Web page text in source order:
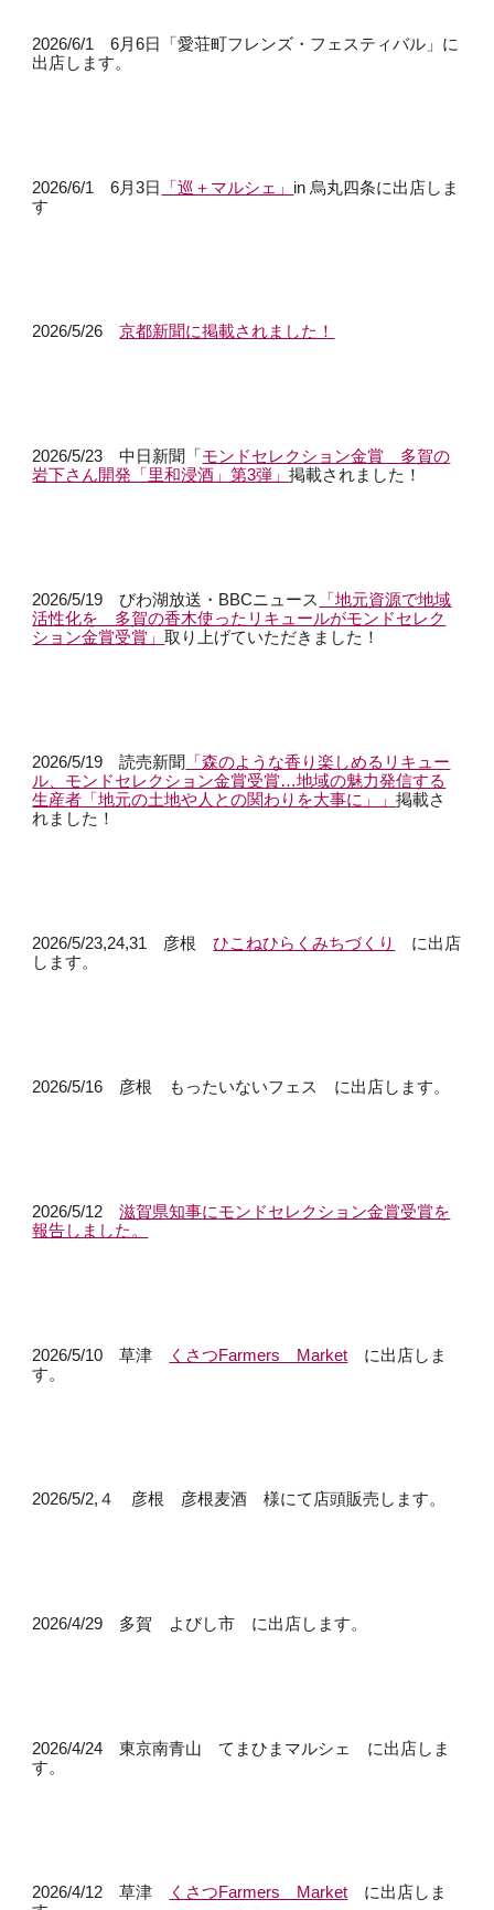
2026/6/1 6月6日「愛荘町フレンズ・フェスティバル」に
出店します。
2026/6/1 6月3日 「巡＋マルシェ」 in 烏丸四条に出店しま
す
2026/5/26京都新聞に掲載されました！
2026/5/23 中日新聞「 モンドセレクション金賞 多賀の
岩下さん開発「里和浸酒」第3弾」掲載されました！
2026/5/19 びわ湖放送・BBCニュース
「地元資源で地域
活性化を 多賀の香木使ったリキュールがモンドセレク
ション金賞受賞」取り上げていただきました！
2026/5/19読売新聞 「森のような香り楽しめるリキュー
ル、モンドセレクション金賞受賞…地域の魅力発信する
生産者「地元の土地や人との関わりを大事に」」掲載さ
れました！
2026/5/23,24,31 彦根ひこねひらくみちづくり
に出店
します。
2026/5/16 彦根 もったいないフェス に出店します。
2026/5/12滋賀県知事にモンドセレクション金賞受賞を
報告しました。
2026/5/10 草津 くさつFarmers Market に出店しま
す。
2026/5/2,４ 彦根 彦根麦酒 様にて店頭販売します。
2026/4/29 多賀 よびし市 に出店します。
2026/4/24 東京南青山 て まひまマルシェ に出店しま
す。
2026/4/12 草津 くさつFarmers Market に出店しま